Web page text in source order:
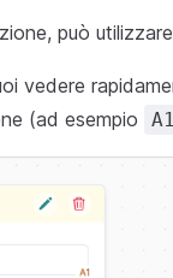
può
vedere
(ad esempio
A1